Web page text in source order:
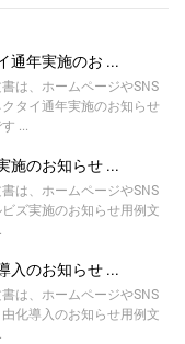
通年実施のお ...
は、ホームページやSNS
タイ通年実施のお知らせ
...
施のお知らせ ...
は、ホームページやSNS
ズ実施のお知らせ用例文
入のお知らせ ...
は、ホームページやSNS
化導入のお知らせ用例文